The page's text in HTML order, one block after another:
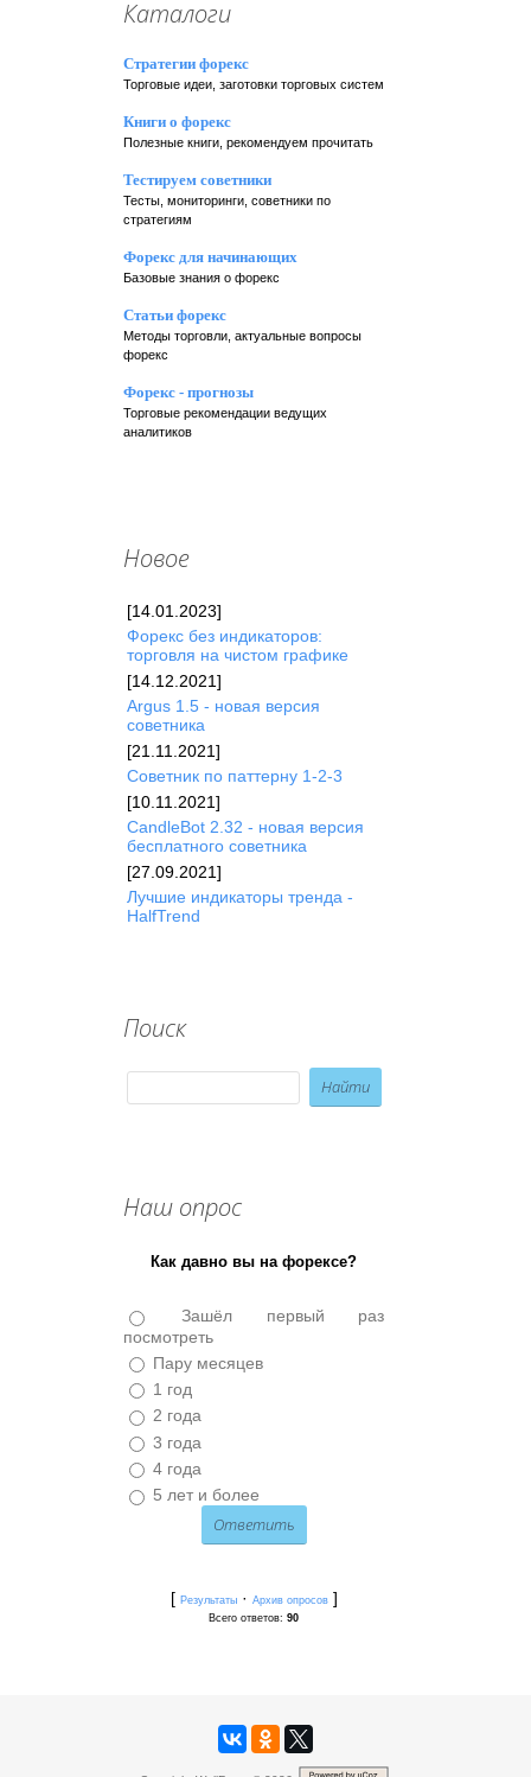
Каталоги
Стратегии форекс
Торговые идеи, заготовки торговых систем
Книги о форекс
Полезные книги, рекомендуем прочитать
Тестируем советники
Тесты, мониторинги, советники по
стратегиям
Форекс для начинающих
Базовые знания о форекс
Статьи форекс
Методы торговли, актуальные вопросы
форекс
Форекс - прогнозы
Торговые рекомендации ведущих
аналитиков
Новое
[14.01.2023]
Форекc без индикаторов:
торговля на чистом графике
[14.12.2021]
Argus 1.5 - новая версия
советника
[21.11.2021]
Советник по паттерну 1-2-3
[10.11.2021]
CandleBot 2.32 - новая версия
бесплатного советника
[27.09.2021]
Лучшие индикаторы тренда -
HalfTrend
Поиск
Наш опрос
Как давно вы на форексе?
Зашёл первый раз
посмотреть
Пару месяцев
1 год
2 года
3 года
4 года
5 лет и более
[ Результаты· Архив опросов]
Всего ответов: 90